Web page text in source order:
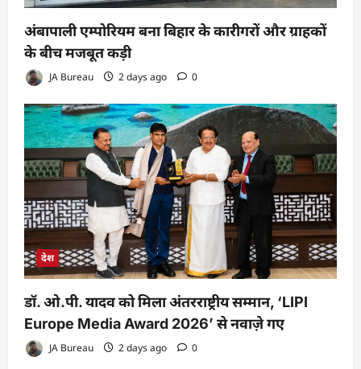
अंबापाली एम्पोरियम बना बिहार के कारीगरों और ग्राहकों
के बीच मजबूत कड़ी
JA Bureau 2 days ago 0
देश
डॉ. ओ.पी. यादव को मिला अंतरराष्ट्रीय सम्मान, ‘LIPI
Europe Media Award 2026’ से नवाज़े गए
JA Bureau 2 days ago 0